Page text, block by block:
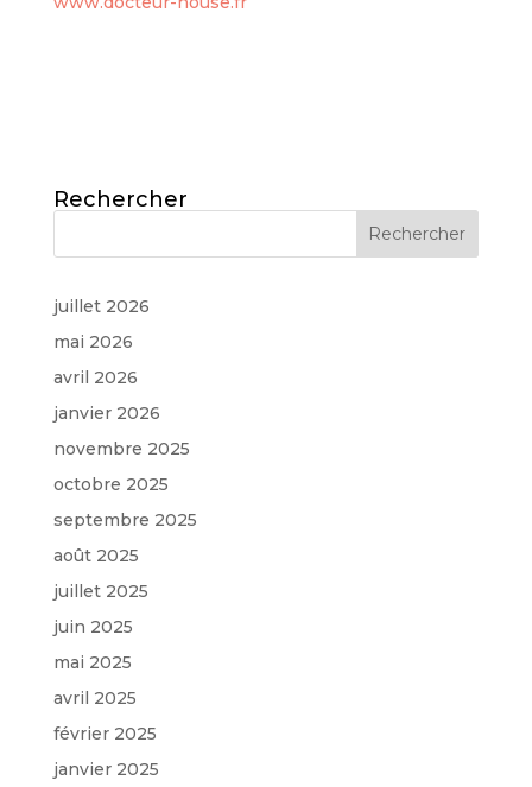
Rechercher
juillet 2026
mai 2026
avril 2026
janvier 2026
novembre 2025
octobre 2025
septembre 2025
août 2025
juillet 2025
juin 2025
mai 2025
avril 2025
février 2025
janvier 2025